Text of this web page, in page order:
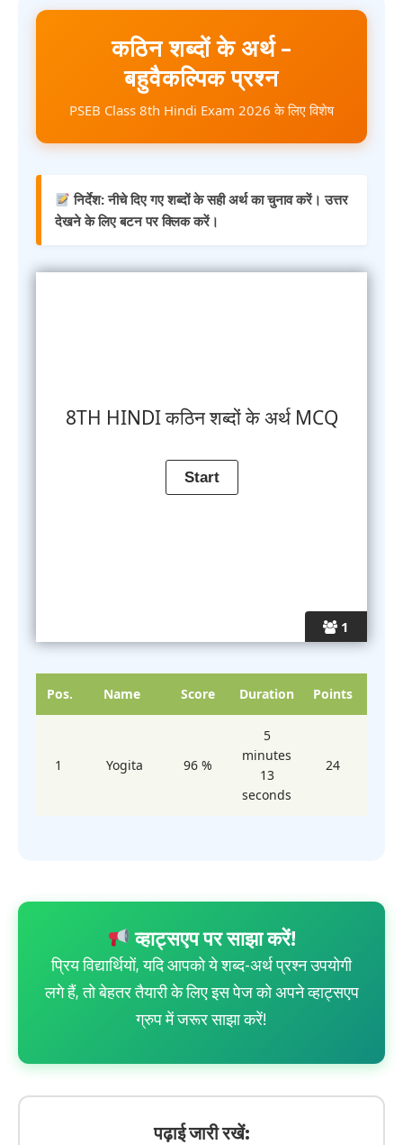
कठिन शब्दों के अर्थ –
बहुवैकल्पिक प्रश्न
PSEB Class 8th Hindi Exam 2026 के लिए विशेष
निर्देश: नीचे दिए गए शब्दों के सही अर्थ का चुनाव करें। उत्तर
देखने के लिए बटन पर क्लिक करें।
1
8TH HINDI कठिन शब्दों के अर्थ MCQ
Pos. Name Score Duration Points
1 Yogita 96 %
5
minutes
13
seconds
24
व्हाट्सएप पर साझा करें!
प्रिय विद्यार्थियों, यदि आपको ये शब्द-अर्थ प्रश्न उपयोगी
लगे हैं, तो बेहतर तैयारी के लिए इस पेज को अपने व्हाट्सएप
ग्रुप में जरूर साझा करें!
पढ़ाई जारी रखें: